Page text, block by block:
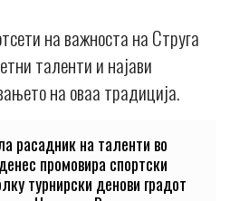
на важноста на Струга
таленти и најави
на оваа традиција.
расадник на таленти во
промовира спортски
турнирски денови градот